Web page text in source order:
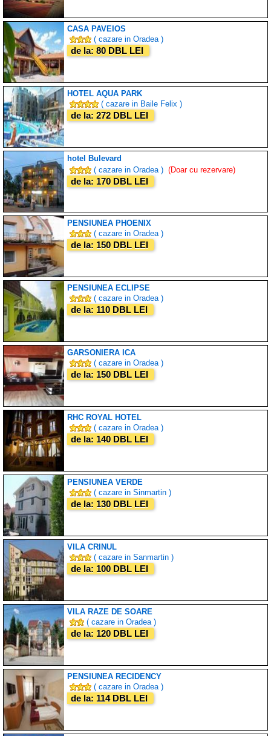
CASA PAVEIOS
( cazare in Oradea )
de la: 80 DBL LEI
HOTEL AQUA PARK
( cazare in Baile Felix )
de la: 272 DBL LEI
hotel Bulevard
( cazare in Oradea ) (Doar cu rezervare)
de la: 170 DBL LEI
PENSIUNEA PHOENIX
( cazare in Oradea )
de la: 150 DBL LEI
PENSIUNEA ECLIPSE
( cazare in Oradea )
de la: 110 DBL LEI
GARSONIERA ICA
( cazare in Oradea )
de la: 150 DBL LEI
RHC ROYAL HOTEL
( cazare in Oradea )
de la: 140 DBL LEI
PENSIUNEA VERDE
( cazare in Sinmartin )
de la: 130 DBL LEI
VILA CRINUL
( cazare in Sanmartin )
de la: 100 DBL LEI
VILA RAZE DE SOARE
( cazare in Oradea )
de la: 120 DBL LEI
PENSIUNEA RECIDENCY
( cazare in Oradea )
de la: 114 DBL LEI